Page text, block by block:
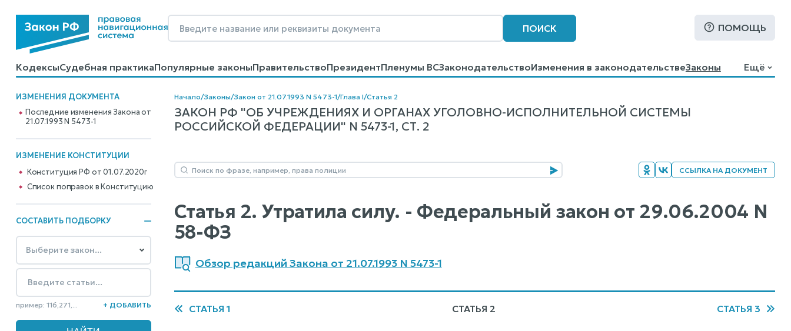
ПОИСК ПОМОЩЬ
КодексыСудебная практикаПопулярные законыПравительствоПрезидентПленумы ВСЗаконодательствоИзменения в законодательствеЗаконы
КалькуляторыСправочные материалыОбразцы договоровКонтактыПомощьПоиск
Ещё
ИЗМЕНЕНИЯ ДОКУМЕНТА
Последние изменения Закона от
21.07.1993 N 5473-1
ИЗМЕНЕНИЕ КОНСТИТУЦИИ
Конституция РФ от 01.07.2020г
Cписок поправок в Конституцию
СОСТАВИТЬ ПОДБОРКУ
пример: 116,271,... + ДОБАВИТЬ
Начало/Законы/Закон от 21.07.1993 N 5473-1/Глава I/Статья 2
ЗАКОН РФ "ОБ УЧРЕЖДЕНИЯХ И ОРГАНАХ УГОЛОВНО-ИСПОЛНИТЕЛЬНОЙ СИСТЕМЫ
РОССИЙСКОЙ ФЕДЕРАЦИИ" N 5473-1, СТ. 2
ССЫЛКА НА ДОКУМЕНТ
Статья 2. Утратила силу. - Федеральный закон от 29.06.2004 N
58-ФЗ
Обзор редакций Закона от 21.07.1993 N 5473-1
СТАТЬЯ 1 СТАТЬЯ 2 СТАТЬЯ 3